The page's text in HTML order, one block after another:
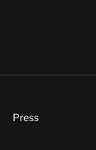
Press